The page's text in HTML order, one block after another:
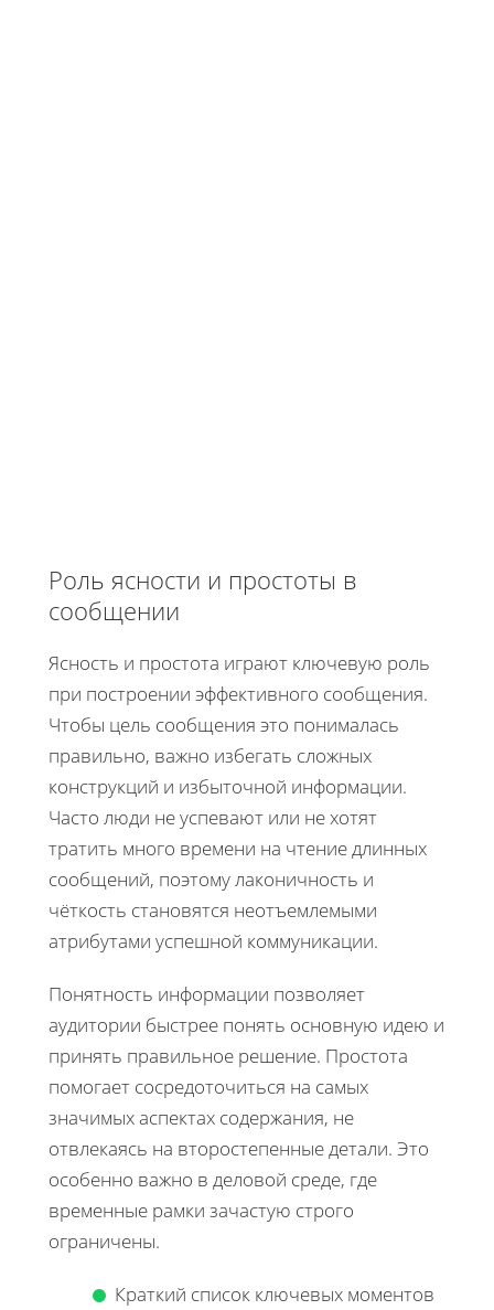
Роль ясности и простоты в
сообщении
Ясность и простота играют ключевую роль
при построении эффективного сообщения.
Чтобы цель сообщения это понималась
правильно, важно избегать сложных
конструкций и избыточной информации.
Часто люди не успевают или не хотят
тратить много времени на чтение длинных
сообщений, поэтому лаконичность и
чёткость становятся неотъемлемыми
атрибутами успешной коммуникации.
Понятность информации позволяет
аудитории быстрее понять основную идею и
принять правильное решение. Простота
помогает сосредоточиться на самых
значимых аспектах содержания, не
отвлекаясь на второстепенные детали. Это
особенно важно в деловой среде, где
временные рамки зачастую строго
ограничены.
Краткий список ключевых моментов